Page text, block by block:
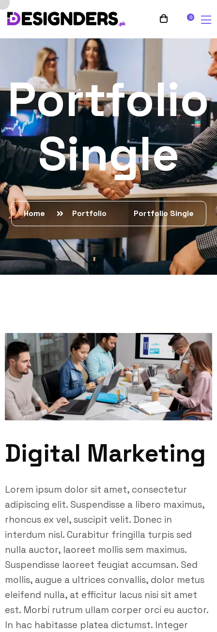
0
Portfolio
Single
Home Portfolio Portfolio Single
Digital Marketing
Lorem ipsum dolor sit amet, consectetur
adipiscing elit. Suspendisse a libero maximus,
rhoncus ex vel, suscipit velit. Donec in
interdum nisl. Curabitur fringilla turpis sed
nulla auctor, laoreet mollis sem maximus.
Suspendisse laoreet feugiat accumsan. Sed
mollis, augue a ultrices convallis, dolor metus
eleifend nulla, at efficitur lacus nisi sit amet
est. Morbi rutrum ullam corper orci eu auctor.
In hac habitasse platea dictumst. Integer